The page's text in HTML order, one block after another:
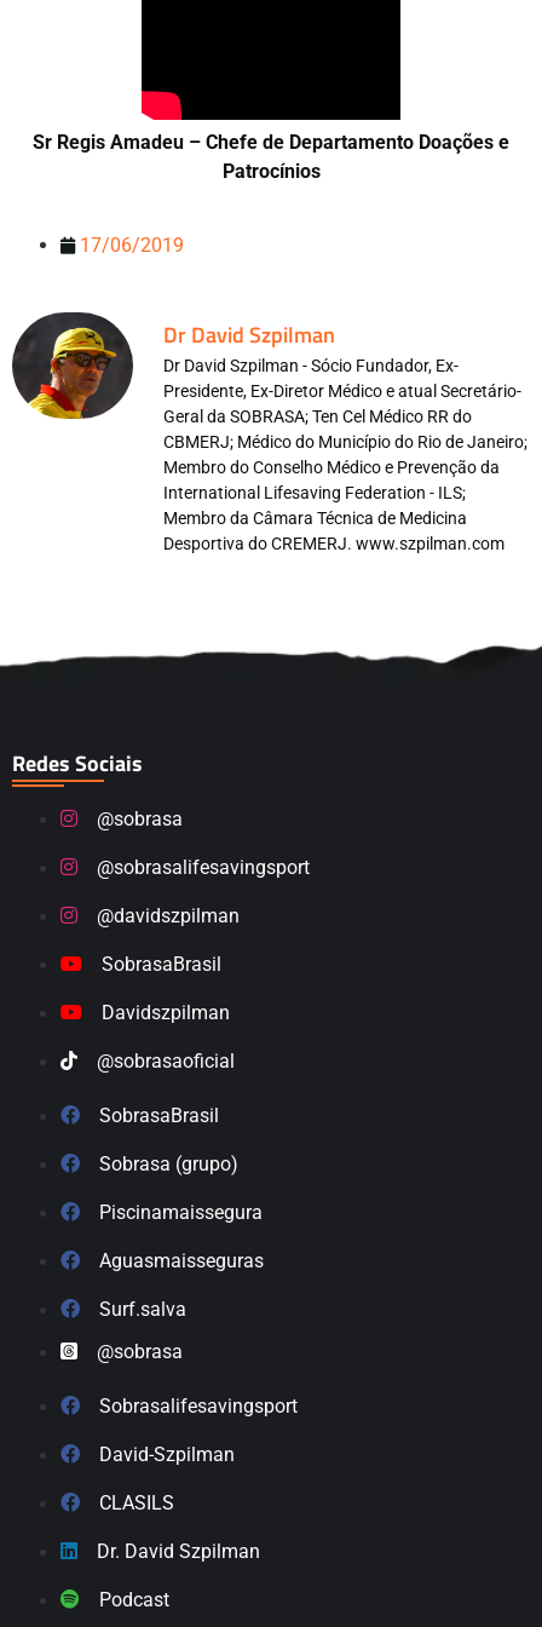
Sr Regis Amadeu – Chefe de Departamento Doações e
Patrocínios
17/06/2019
Dr David Szpilman
Dr David Szpilman - Sócio Fundador, Ex-
Presidente, Ex-Diretor Médico e atual Secretário-
Geral da SOBRASA; Ten Cel Médico RR do
CBMERJ; Médico do Município do Rio de Janeiro;
Membro do Conselho Médico e Prevenção da
International Lifesaving Federation - ILS;
Membro da Câmara Técnica de Medicina
Desportiva do CREMERJ. www.szpilman.com
Redes Sociais
@sobrasa
@sobrasalifesavingsport
@davidszpilman
SobrasaBrasil
Davidszpilman
@sobrasaoficial
SobrasaBrasil
Sobrasa (grupo)
Piscinamaissegura
Aguasmaisseguras
Surf.salva
@sobrasa
Sobrasalifesavingsport
David-Szpilman
CLASILS
Dr. David Szpilman
Podcast